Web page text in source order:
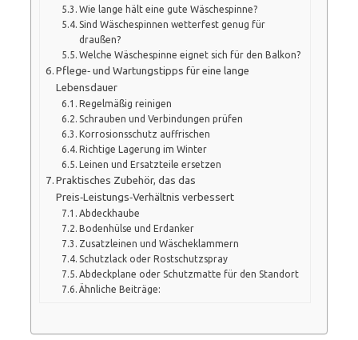
Wie lange hält eine gute Wäschespinne?
Sind Wäschespinnen wetterfest genug für
draußen?
Welche Wäschespinne eignet sich für den Balkon?
Pflege‑ und Wartungstipps für eine lange
Lebensdauer
Regelmäßig reinigen
Schrauben und Verbindungen prüfen
Korrosionsschutz auffrischen
Richtige Lagerung im Winter
Leinen und Ersatzteile ersetzen
Praktisches Zubehör, das das
Preis‑Leistungs‑Verhältnis verbessert
Abdeckhaube
Bodenhülse und Erdanker
Zusatzleinen und Wäscheklammern
Schutzlack oder Rostschutzspray
Abdeckplane oder Schutzmatte für den Standort
Ähnliche Beiträge: